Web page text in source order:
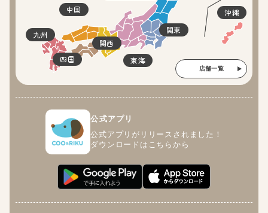
関東
東海
関西
四国
中国
九州
沖縄
店舗一覧
公式アプリ
公式アプリがリリースされました！
ダウンロードはこちらから